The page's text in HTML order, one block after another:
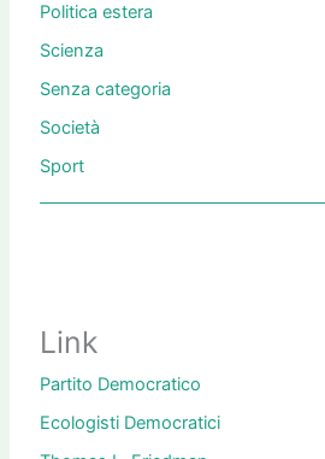
Politica estera
Scienza
Senza categoria
Società
Sport
Link
Partito Democratico
Ecologisti Democratici